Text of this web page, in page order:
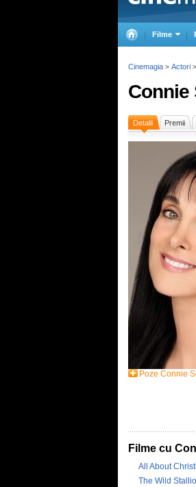
Filme
Connie
Detalii Premii
Poze Connie
Filme cu
All About
The Wild
Cinemagia > Actori >